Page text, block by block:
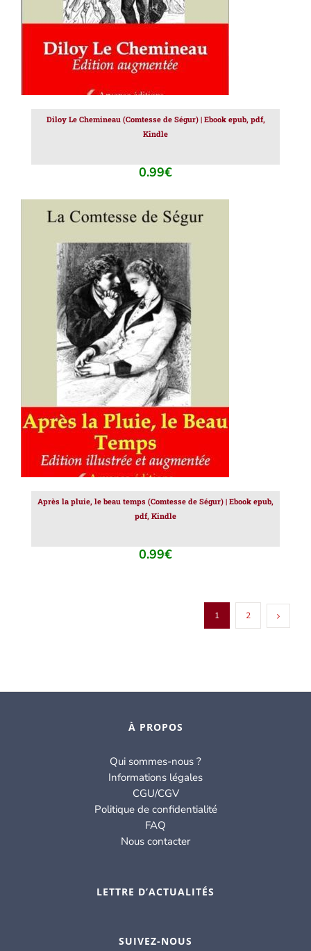
Diloy Le Chemineau (Comtesse de Ségur) | Ebook epub, pdf,
Kindle
0.99€
AJOUTER AU PANIER DÉTAILS
Après la pluie, le beau temps (Comtesse de Ségur) | Ebook epub,
pdf, Kindle
0.99€
1 2
À PROPOS
Qui sommes-nous ?
Informations légales
CGU/CGV
Politique de confidentialité
FAQ
Nous contacter
LETTRE D’ACTUALITÉS
SUIVEZ-NOUS